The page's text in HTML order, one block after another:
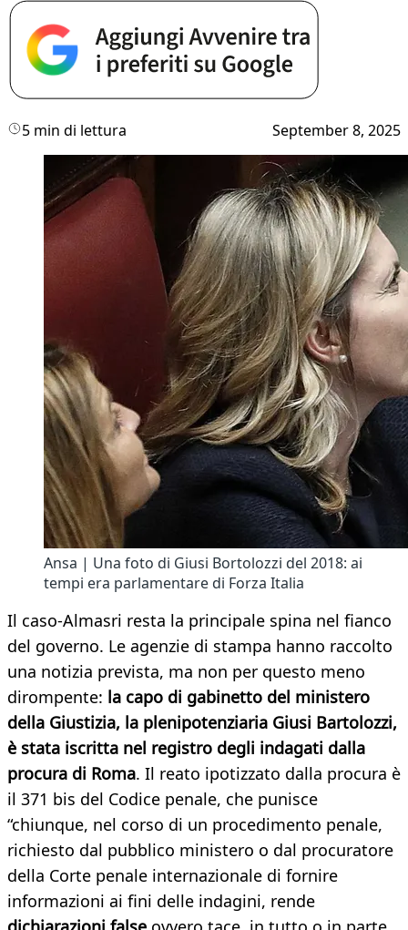
5 min di lettura September 8, 2025
Ansa | Una foto di Giusi Bortolozzi del 2018: ai
tempi era parlamentare di Forza Italia
Il caso-Almasri resta la principale spina nel fianco
del governo. Le agenzie di stampa hanno raccolto
una notizia prevista, ma non per questo meno
dirompente: la capo di gabinetto del ministero
della Giustizia, la plenipotenziaria Giusi Bartolozzi,
è stata iscritta nel registro degli indagati dalla
procura di Roma. Il reato ipotizzato dalla procura è
il 371 bis del Codice penale, che punisce
“chiunque, nel corso di un procedimento penale,
richiesto dal pubblico ministero o dal procuratore
della Corte penale internazionale di fornire
informazioni ai fini delle indagini, rende